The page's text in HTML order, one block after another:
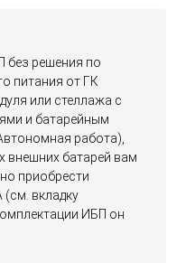
без решения по
питания от ГК
или стеллажа с
и батарейным
работа),
внешних батарей вам
приобрести
(см. вкладку
ИБП он